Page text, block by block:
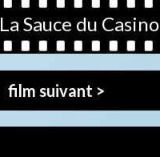
La Sauce du Casino
film suivant >